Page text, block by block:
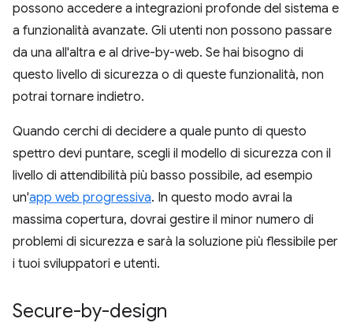
possono accedere a integrazioni profonde del sistema e
a funzionalità avanzate. Gli utenti non possono passare
da una all'altra e al drive-by-web. Se hai bisogno di
questo livello di sicurezza o di queste funzionalità, non
potrai tornare indietro.
Quando cerchi di decidere a quale punto di questo
spettro devi puntare, scegli il modello di sicurezza con il
livello di attendibilità più basso possibile, ad esempio
un'app web progressiva. In questo modo avrai la
massima copertura, dovrai gestire il minor numero di
problemi di sicurezza e sarà la soluzione più flessibile per
i tuoi sviluppatori e utenti.
Secure-by-design